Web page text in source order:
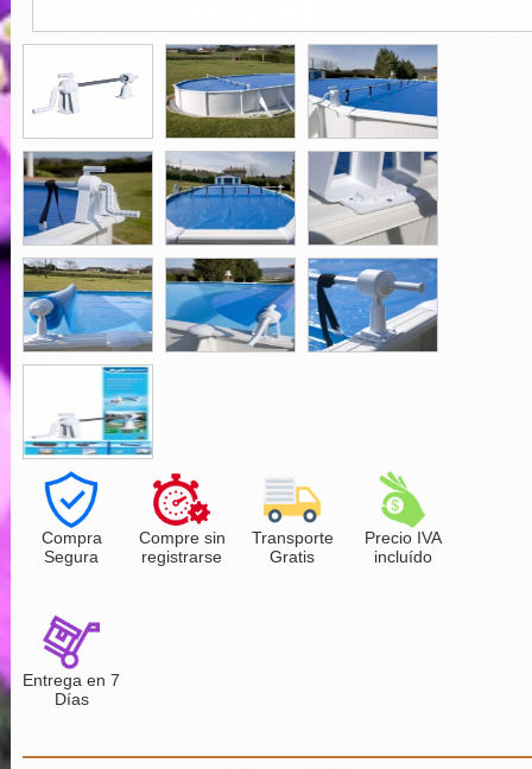
Compra
Segura
Compre sin
registrarse
Transporte
Gratis
Precio IVA
incluído
Entrega en 7
Días